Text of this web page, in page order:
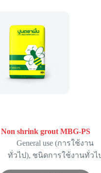
Non shrink grout MBG-PS
General use (การใช้งาน
ทั่วไป), ชนิดการใช้งานทั่วไป